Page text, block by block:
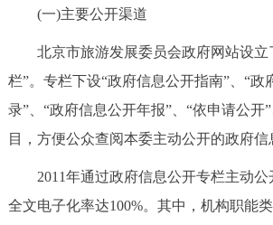
政民互动
参与调查 在线访谈
北京概况 十六区概览
(一)主要公开渠道
北京市旅游发展委员会政府网站设立
栏”。专栏下设“政府信息公开指南”、“政
录”、“政府信息公开年报”、“依申请公开
目，方便公众查阅本委主动公开的政府信
2011年通过政府信息公开专栏主动公
全文电子化率达100%。其中，机构职能